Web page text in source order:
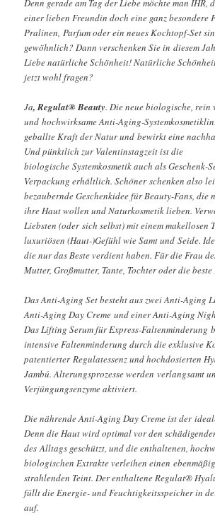
einer lieben Freundin doch eine ganz besondere
Pralinen, Parfum oder ein neues Kochtopf-Set
gewöhnlich? Dann verschenken Sie in diesem
Liebe natürliche Schönheit! Natürliche
jetzt wohl fragen?
Ja, Regulat® Beauty. Die neue biologische, rein
und hochwirksame Anti-Aging-
geballte Kraft der Natur und bewirkt eine
Und pünktlich zur Valentinstagzeit ist die
biologische Systemkosmetik auch als Geschenk-
Verpackung erhältlich. Schöner schenken also
bezaubernde Geschenkidee für Beauty-Fans, die
ihre Haut wollen und Naturkosmetik lieben.
Liebsten (oder sich selbst) mit einem makellosen
luxuriösen (Haut-)Gefühl wie Samt und Seide.
die nur das Beste verdient haben. Für die Frau
Mutter, Großmutter, Tante, Tochter oder die
Das Anti-Aging Set besteht aus zwei Anti-Aging
Anti-Aging Day Creme und einer Anti-Aging
Das Lifting Serum für Express-Faltenminderung
intensive Faltenminderung durch die exklusive
patentierter Regulatessenz und hochdosierten
Jambú. Alterungsprozesse werden verlangsamt
Verjüngungsenzyme aktiviert.
Die nährende Anti-Aging Day Creme ist der
Denn die Haut wird optimal vor den
des Alltags geschützt, und die enthaltenen,
biologischen Extrakte verleihen einen
strahlenden Teint. Der enthaltene Regulat®
füllt die Energie- und Feuchtigkeitsspeicher in
auf.